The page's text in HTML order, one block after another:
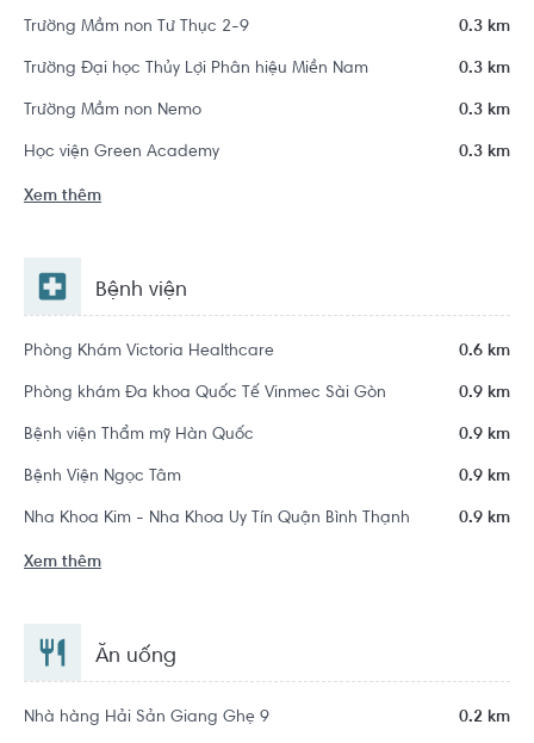
Trường Mầm non Tư Thục 2-9 0.3 km
Trường Đại học Thủy Lợi Phân hiệu Miền Nam 0.3 km
Trường Mầm non Nemo 0.3 km
Học viện Green Academy 0.3 km
Xem thêm
Bệnh viện
Phòng Khám Victoria Healthcare 0.6 km
Phòng khám Đa khoa Quốc Tế Vinmec Sài Gòn 0.9 km
Bệnh viện Thẩm mỹ Hàn Quốc 0.9 km
Bệnh Viện Ngọc Tâm 0.9 km
Nha Khoa Kim - Nha Khoa Uy Tín Quận Bình Thạnh 0.9 km
Xem thêm
Ăn uống
Nhà hàng Hải Sản Giang Ghẹ 9 0.2 km